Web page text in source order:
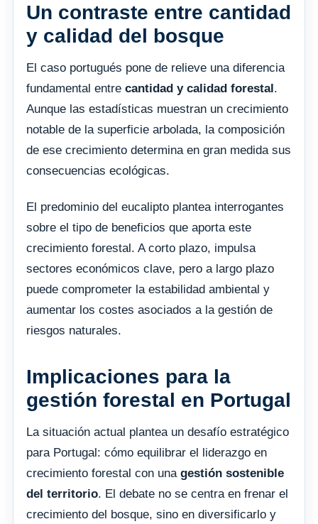
Un contraste entre cantidad
y calidad del bosque
El caso portugués pone de relieve una diferencia
fundamental entre cantidad y calidad forestal.
Aunque las estadísticas muestran un crecimiento
notable de la superficie arbolada, la composición
de ese crecimiento determina en gran medida sus
consecuencias ecológicas.
El predominio del eucalipto plantea interrogantes
sobre el tipo de beneficios que aporta este
crecimiento forestal. A corto plazo, impulsa
sectores económicos clave, pero a largo plazo
puede comprometer la estabilidad ambiental y
aumentar los costes asociados a la gestión de
riesgos naturales.
Implicaciones para la
gestión forestal en Portugal
La situación actual plantea un desafío estratégico
para Portugal: cómo equilibrar el liderazgo en
crecimiento forestal con una gestión sostenible
del territorio. El debate no se centra en frenar el
crecimiento del bosque, sino en diversificarlo y